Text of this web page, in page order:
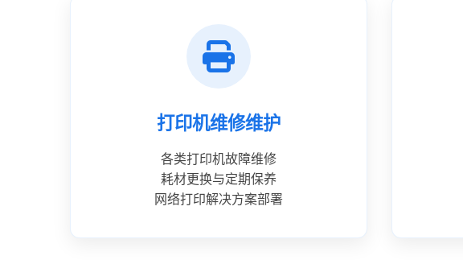
打印机维修维护
各类打印机故障维修
耗材更换与定期保养
网络打印解决方案部署